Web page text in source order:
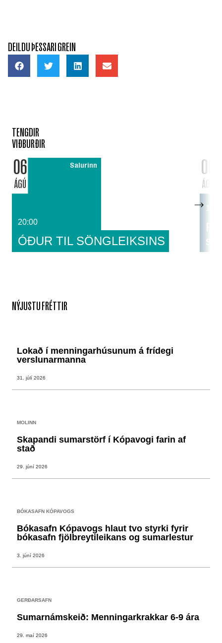
DEILDU ÞESSARI GREIN
TENGDIR
VIÐBURÐIR
06
ÁGÚ
Salurinn
20:00
ÓÐUR TIL SÖNGLEIKSINS
06
ÁGÚ
NÝJUSTU FRÉTTIR
Lokað í menningarhúsunum á frídegi
verslunarmanna
31. júlí 2026
MOLINN
Skapandi sumarstörf í Kópavogi farin af
stað
29. júní 2026
BÓKASAFN KÓPAVOGS
Bókasafn Kópavogs hlaut tvo styrki fyrir
bókasafn fjölbreytileikans og sumarlestur
3. júní 2026
GERÐARSAFN
Sumarnámskeið: Menningarkrakkar 6-9 ára
29. maí 2026